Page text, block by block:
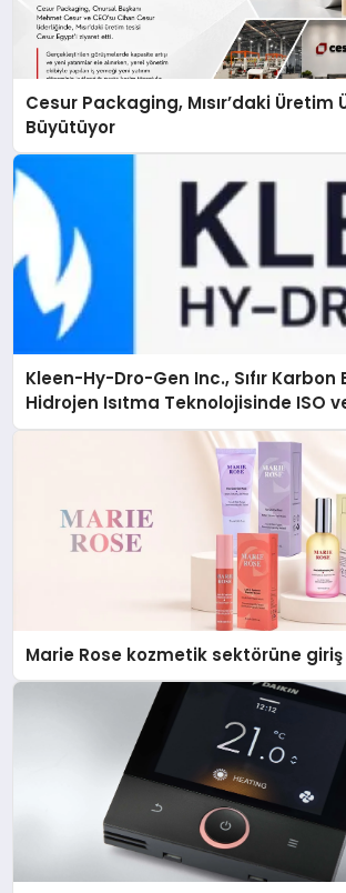
Cesur Packaging, Mısır’daki Üretim
Büyütüyor
Kleen-Hy-Dro-Gen Inc., Sıfır Karbon
Hidrojen Isıtma Teknolojisinde ISO
Düzenleyici Onaylarını Aldı
Marie Rose kozmetik sektörüne giriş